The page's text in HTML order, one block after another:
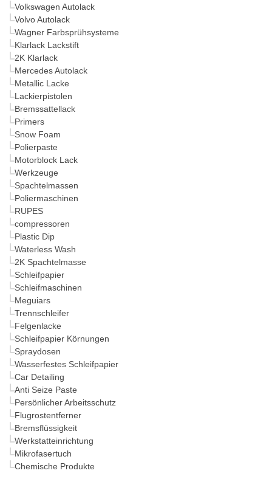
Volkswagen Autolack
Volvo Autolack
Wagner Farbsprühsysteme
Klarlack Lackstift
2K Klarlack
Mercedes Autolack
Metallic Lacke
Lackierpistolen
Bremssattellack
Primers
Snow Foam
Polierpaste
Motorblock Lack
Werkzeuge
Spachtelmassen
Poliermaschinen
RUPES
compressoren
Plastic Dip
Waterless Wash
2K Spachtelmasse
Schleifpapier
Schleifmaschinen
Meguiars
Trennschleifer
Felgenlacke
Schleifpapier Körnungen
Spraydosen
Wasserfestes Schleifpapier
Car Detailing
Anti Seize Paste
Persönlicher Arbeitsschutz
Flugrostentferner
Bremsflüssigkeit
Werkstatteinrichtung
Mikrofasertuch
Chemische Produkte